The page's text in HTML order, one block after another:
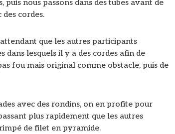
nous passons dans des tubes avant de
cordes.
que les autres participants
dans lesquels il y a des cordes afin de
fou mais original comme obstacle, puis de
avec des rondins, on en profite pour
plus rapidement que les autres
de filet en pyramide.